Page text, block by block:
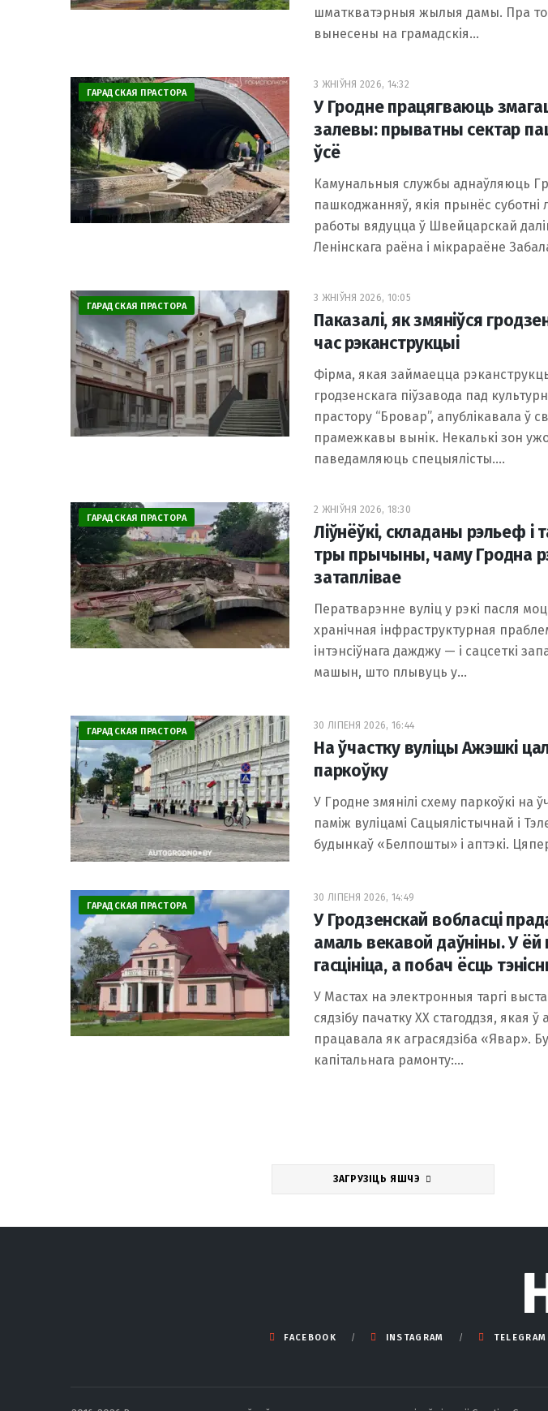
шматкватэрныя жылыя дамы. Пра
вынесены на грамадскія…
ГАРАДСКАЯ ПРАСТОРА
3 ЖНІЎНЯ 2026, 14:32
У Гродне працягваюць
залевы: прыватны сектар
ўсё
Камунальныя службы аднаўляюць
пашкоджанняў, якія прынёс суботні
работы вядуцца ў Швейцарскай
Ленінскага раёна і мікрараёне
ГАРАДСКАЯ ПРАСТОРА
3 ЖНІЎНЯ 2026, 10:05
Паказалі, як змяніўся
час рэканструкцыі
Фірма, якая займаецца
гродзенскага піўзавода пад
прастору “Бровар”, апублікавала ў
прамежкавы вынік. Некалькі зон
паведамляюць спецыялісты.…
ГАРАДСКАЯ ПРАСТОРА
2 ЖНІЎНЯ 2026, 18:30
Ліўнёўкі, складаны рэльеф і
тры прычыны, чаму Гродна
затаплівае
Ператварэнне вуліц у рэкі пасля
хранічная інфраструктурная
інтэнсіўнага дажджу — і сацсеткі
машын, што плывуць у…
ГАРАДСКАЯ ПРАСТОРА
30 ЛІПЕНЯ 2026, 16:44
На ўчастку вуліцы Ажэшкі
паркоўку
У Гродне змянілі схему паркоўкі на
паміж вуліцамі Сацыялістычнай і
будынкаў «Белпошты» і аптэкі.
ГАРАДСКАЯ ПРАСТОРА
30 ЛІПЕНЯ 2026, 14:49
У Гродзенскай вобласці
амаль векавой даўніны. У ёй
гасцініца, а побач ёсць
У Мастах на электронныя таргі
сядзібу пачатку XX стагоддзя, якая ў
працавала як аграсядзіба «Явар».
капітальнага рамонту:…
ЗАГРУЗІЦЬ ЯШЧЭ
FACEBOOK INSTAGRAM TELEGRAM